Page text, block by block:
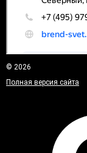
© 2026
Полная версия сайта